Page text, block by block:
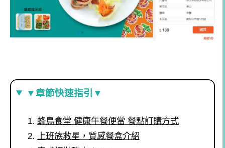
▼章節快速指引▼
蜂鳥食堂 健康午餐便當 餐點訂購方式
上班族救星，質感餐盒介紹